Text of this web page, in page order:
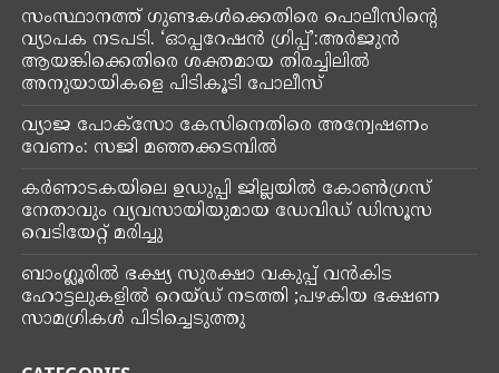
സംസ്ഥാനത്ത് ഗുണ്ടകൾക്കെതിരെ പൊലീസിന്റെ
വ്യാപക നടപടി. ‘ഓപ്പറേഷൻ ഗ്രിപ്പ്’:അർജുൻ
ആയങ്കിക്കെതിരെ ശക്തമായ തിരച്ചിലിൽ
അനുയായികളെ പിടികൂടി പോലീസ്
വ്യാജ പോക്സോ കേസിനെതിരെ അന്വേഷണം
വേണം: സജി മഞ്ഞക്കടമ്പിൽ
കർണാടകയിലെ ഉഡുപ്പി ജില്ലയില്‍ കോണ്‍ഗ്രസ്
നേതാവും വ്യവസായിയുമായ ഡേവിഡ് ഡിസൂസ
വെടിയേറ്റ് മരിച്ചു
ബാംഗ്ലൂരിൽ ഭക്ഷ്യ സുരക്ഷാ വകുപ്പ് വൻകിട
ഹോട്ടലുകളിൽ റെയ്‌ഡ്‌ നടത്തി ;പഴകിയ ഭക്ഷണ
സാമഗ്രികൾ പിടിച്ചെടുത്തു